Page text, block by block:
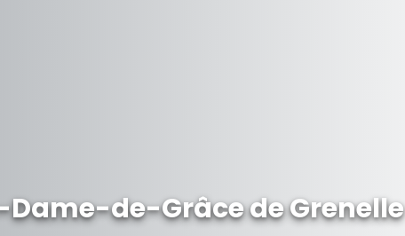
de-Grâce de Grenelle